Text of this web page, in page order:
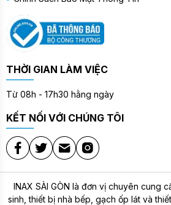
THỜI GIAN LÀM VIỆC
Từ 08h - 17h30 hằng ngày
KẾT NỐI VỚI CHÚNG TÔI
INAX SÀI GÒN là đơn vị chuyên cung
sinh, thiết bị nhà bếp, gạch ốp lát và